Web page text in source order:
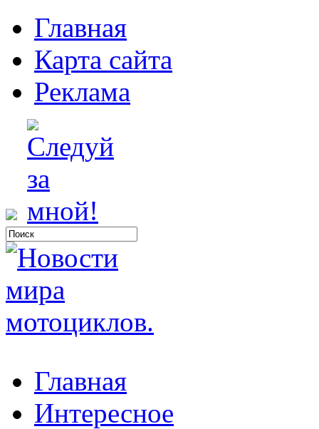
Главная
Карта сайта
Реклама
Главная
Интересное